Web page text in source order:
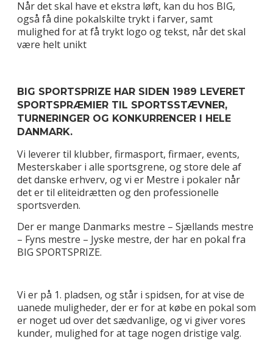
Når det skal have et ekstra løft, kan du hos BIG,
også få dine pokalskilte trykt i farver, samt
mulighed for at få trykt logo og tekst, når det skal
være helt unikt
BIG SPORTSPRIZE HAR SIDEN 1989 LEVERET
SPORTSPRÆMIER TIL SPORTSSTÆVNER,
TURNERINGER OG KONKURRENCER I HELE
DANMARK.
Vi leverer til klubber, firmasport, firmaer, events,
Mesterskaber i alle sportsgrene, og store dele af
det danske erhverv, og vi er Mestre i pokaler når
det er til eliteidrætten og den professionelle
sportsverden.
Der er mange Danmarks mestre – Sjællands mestre
– Fyns mestre – Jyske mestre, der har en pokal fra
BIG SPORTSPRIZE.
Vi er på 1. pladsen, og står i spidsen, for at vise de
uanede muligheder, der er for at købe en pokal som
er noget ud over det sædvanlige, og vi giver vores
kunder, mulighed for at tage nogen dristige valg.